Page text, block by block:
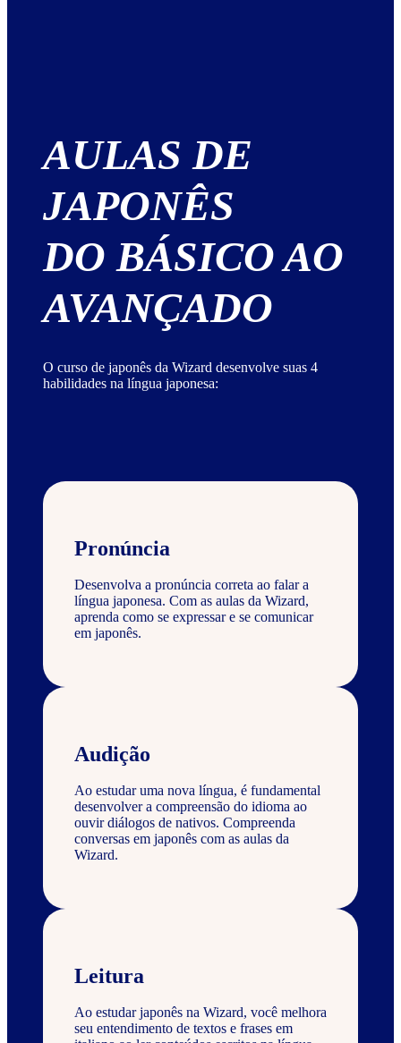
AULAS DE
JAPONÊS
DO BÁSICO AO
AVANÇADO
O curso de japonês da Wizard desenvolve suas 4
habilidades na língua japonesa:
Pronúncia
Desenvolva a pronúncia correta ao falar a
língua japonesa. Com as aulas da Wizard,
aprenda como se expressar e se comunicar
em japonês.
Audição
Ao estudar uma nova língua, é fundamental
desenvolver a compreensão do idioma ao
ouvir diálogos de nativos. Compreenda
conversas em japonês com as aulas da
Wizard.
Leitura
Ao estudar japonês na Wizard, você melhora
seu entendimento de textos e frases em